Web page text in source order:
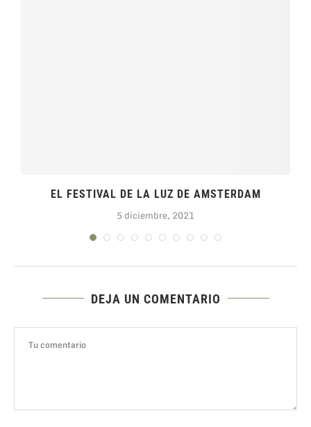
EL FESTIVAL DE LA LUZ DE AMSTERDAM
5 diciembre, 2021
DEJA UN COMENTARIO